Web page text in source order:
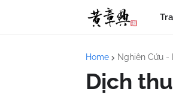
Home Nghiên Cứu -
Dịch